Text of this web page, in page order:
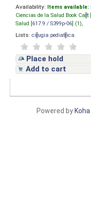
Availability: Items available:
Ciencias de la Salud Book Cart [
Salud [ 617.9 / S399p-06 ] (1),
Lists: cirugia pediatrica
Place hold
Add to cart
Powered by Koha